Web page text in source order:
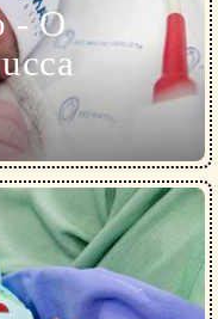
- O